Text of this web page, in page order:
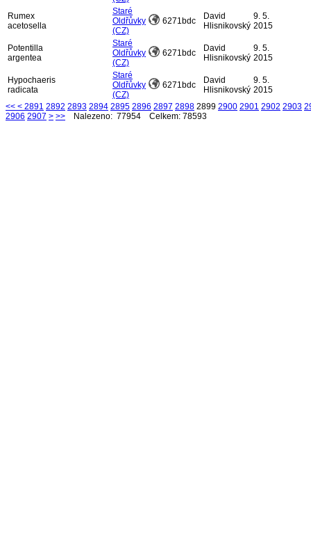
Rumex
acetosella
Staré
Oldřůvky
(CZ)
6271bdc
David
Hlisnikovský
9. 5.
2015
Potentilla
argentea
Staré
Oldřůvky
(CZ)
6271bdc
David
Hlisnikovský
9. 5.
2015
Hypochaeris
radicata
Staré
Oldřůvky
(CZ)
6271bdc
David
Hlisnikovský
9. 5.
2015
<< < 2891 2892 2893 2894 2895 2896 2897 2898 2899 2900 2901 2902 2903
2906 2907 > >> Nalezeno: 77954 Celkem: 78593